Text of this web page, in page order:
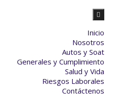
Inicio
Nosotros
Autos y Soat
Generales y Cumplimiento
Salud y Vida
Riesgos Laborales
Contáctenos